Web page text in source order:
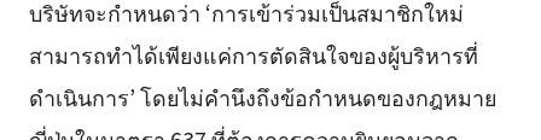
บริษัทจะกำหนดว่า ‘การเข้าร่วมเป็นสมาชิกใหม่
สามารถทำได้เพียงแค่การตัดสินใจของผู้บริหารที่
ดำเนินการ’ โดยไม่คำนึงถึงข้อกำหนดของกฎหมาย